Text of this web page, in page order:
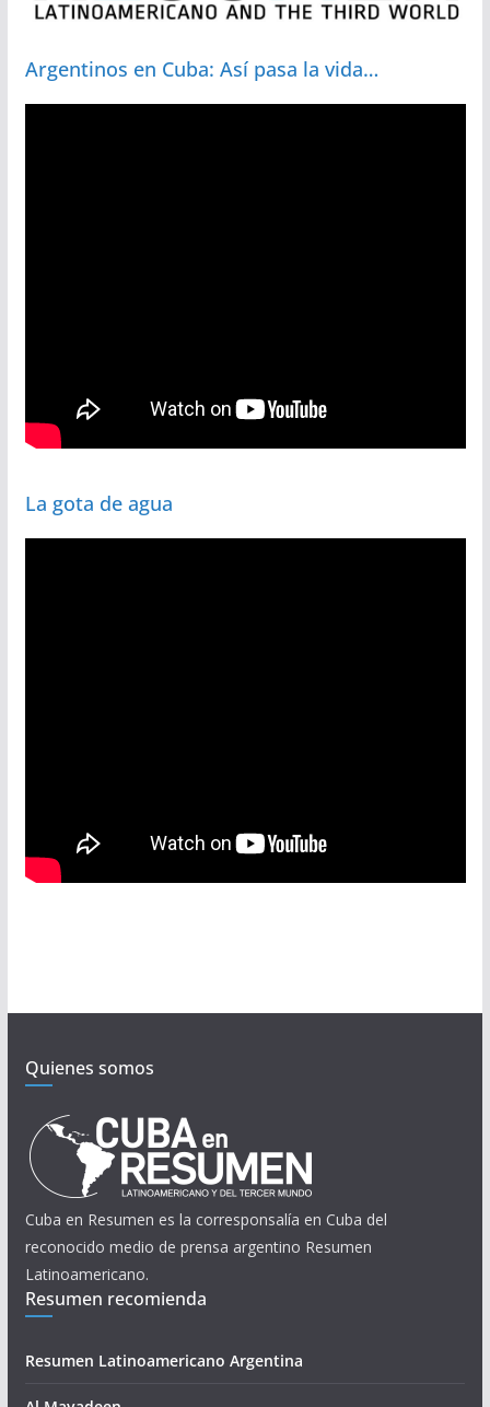
Argentinos en Cuba: Así pasa la vida…
La gota de agua
Quienes somos
Cuba en Resumen es la corresponsalía en Cuba del
reconocido medio de prensa argentino Resumen
Latinoamericano.
Resumen recomienda
Resumen Latinoamericano Argentina